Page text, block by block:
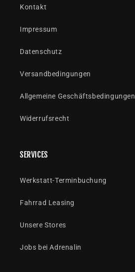
Kontakt
Impressum
Datenschutz
Versandbedingungen
Allgemeine Geschäftsbedingungen
Widerrufsrecht
SERVICES
Werkstatt-Terminbuchung
Fahrrad Leasing
Unsere Stores
Jobs bei Adrenalin